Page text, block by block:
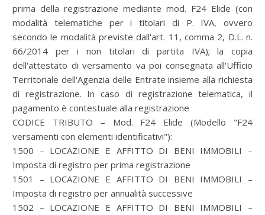
prima della registrazione mediante mod. F24 Elide (con
modalità telematiche per i titolari di P. IVA, ovvero
secondo le modalità previste dall'art. 11, comma 2, D.L. n.
66/2014 per i non titolari di partita IVA); la copia
dell'attestato di versamento va poi consegnata all'Ufficio
Territoriale dell'Agenzia delle Entrate insieme alla richiesta
di registrazione. In caso di registrazione telematica, il
pagamento è contestuale alla registrazione
CODICE TRIBUTO – Mod. F24 Elide (Modello "F24
versamenti con elementi identificativi"):
1500 – LOCAZIONE E AFFITTO DI BENI IMMOBILI –
Imposta di registro per prima registrazione
1501 – LOCAZIONE E AFFITTO DI BENI IMMOBILI –
Imposta di registro per annualità successive
1502 – LOCAZIONE E AFFITTO DI BENI IMMOBILI –